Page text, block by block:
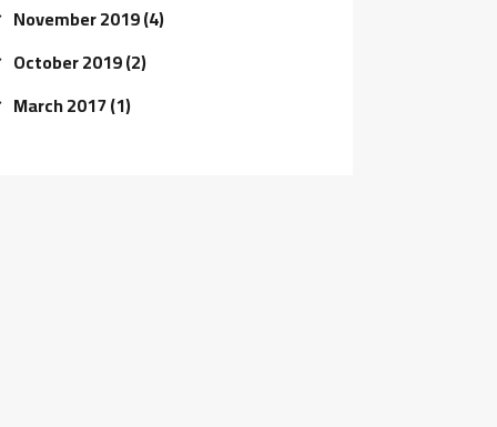
November 2019(4)
October 2019(2)
March 2017(1)